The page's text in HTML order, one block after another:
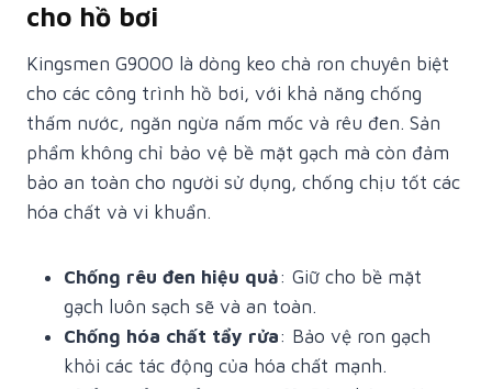
cho hồ bơi
Kingsmen G9000 là dòng keo chà ron chuyên biệt
cho các công trình hồ bơi, với khả năng chống
thấm nước, ngăn ngừa nấm mốc và rêu đen. Sản
phẩm không chỉ bảo vệ bề mặt gạch mà còn đảm
bảo an toàn cho người sử dụng, chống chịu tốt các
hóa chất và vi khuẩn.
Chống rêu đen hiệu quả: Giữ cho bề mặt
gạch luôn sạch sẽ và an toàn.
Chống hóa chất tẩy rửa: Bảo vệ ron gạch
khỏi các tác động của hóa chất mạnh.